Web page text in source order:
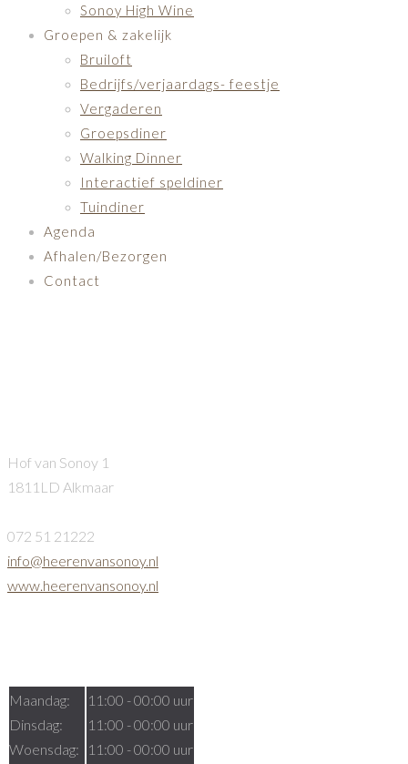
Sonoy High Wine
Groepen & zakelijk
Bruiloft
Bedrijfs/verjaardags- feestje
Vergaderen
Groepsdiner
Walking Dinner
Interactief speldiner
Tuindiner
Agenda
Afhalen/Bezorgen
Contact
Hof van Sonoy 1
1811LD Alkmaar
072 51 21222
info@heerenvansonoy.nl
www.heerenvansonoy.nl
Maandag:
Dinsdag:
Woensdag:
11:00 - 00:00 uur
11:00 - 00:00 uur
11:00 - 00:00 uur